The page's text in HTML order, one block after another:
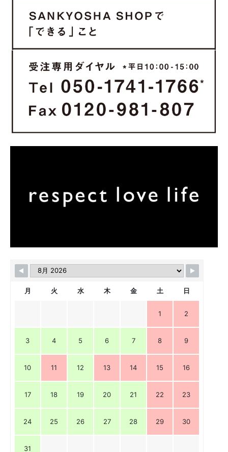
月 火 水 木 金 土 日
1 2
3 4 5 6 7 8 9
10 11 12 13 14 15 16
17 18 19 20 21 22 23
24 25 26 27 28 29 30
31